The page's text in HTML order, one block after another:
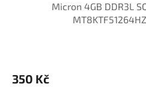
Micron 4GB DDR3L
350 Kč